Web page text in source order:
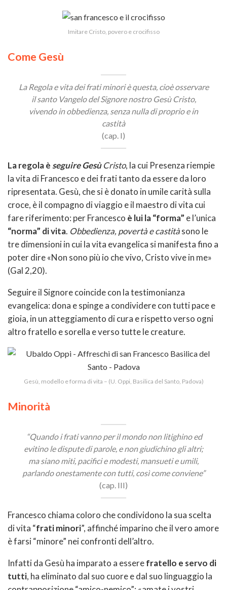
Imitare Cristo, povero e crocifisso
Come Gesù
La Regola e vita dei frati minori è questa, cioè osservare
il santo Vangelo del Signore nostro Gesù Cristo,
vivendo in obbedienza, senza nulla di proprio e in
castità
(cap. I)
La regola è seguire GesùCristo, la cui Presenza riempie
la vita di Francesco e dei frati tanto da essere da loro
ripresentata. Gesù, che si è donato in umile carità sulla
croce, è il compagno di viaggio e il maestro di vita cui
fare riferimento: per Francesco è lui la “forma” e l’unica
“norma” di vita. Obbedienza, povertà e castitàsono le
tre dimensioni in cui la vita evangelica si manifesta fino a
poter dire «Non sono più io che vivo, Cristo vive in me»
(Gal 2,20).
Seguire il Signore coincide con la testimonianza
evangelica: dona e spinge a condividere con tutti pace e
gioia, in un atteggiamento di cura e rispetto verso ogni
altro fratello e sorella e verso tutte le creature.
Gesù, modello e forma di vita – (U. Oppi, Basilica del Santo, Padova)
Minorità
“Quando i frati vanno per il mondo non litighino ed
evitino le dispute di parole, e non giudichino gli altri;
ma siano miti, pacifici e modesti, mansueti e umili,
parlando onestamente con tutti, così come conviene”
(cap. III)
Francesco chiama coloro che condividono la sua scelta
di vita “frati minori”, affinché imparino che il vero amore
è farsi “minore” nei confronti dell’altro.
Infatti da Gesù ha imparato a esserefratello e servo di
tutti, ha eliminato dal suo cuore e dal suo linguaggio la